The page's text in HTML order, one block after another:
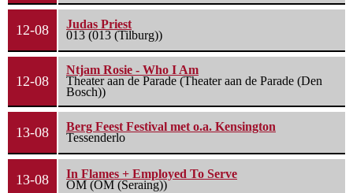
12-08
Judas Priest
013 (013 (Tilburg))
12-08
Ntjam Rosie - Who I Am
Theater aan de Parade (Theater aan de Parade (Den
Bosch))
13-08
Berg Feest Festival met o.a. Kensington
Tessenderlo
13-08
In Flames + Employed To Serve
OM (OM (Seraing))